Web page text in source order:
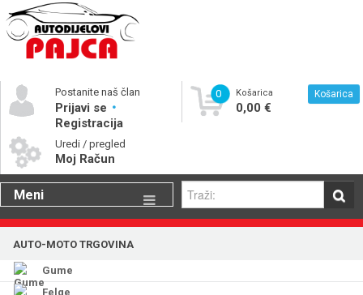
Postanite naš član
Prijavi se
Registracija
Uredi / pregled
Moj Račun
0 Košarica
0,00 €
Košarica
Meni
Gume
Katalog rezervnih dijelova
AUTO-MOTO TRGOVINA
Gume
Felge